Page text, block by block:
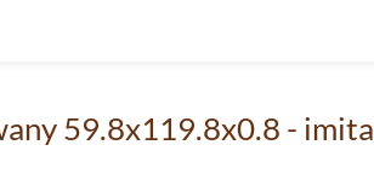
59.8x119.8x0.8 -